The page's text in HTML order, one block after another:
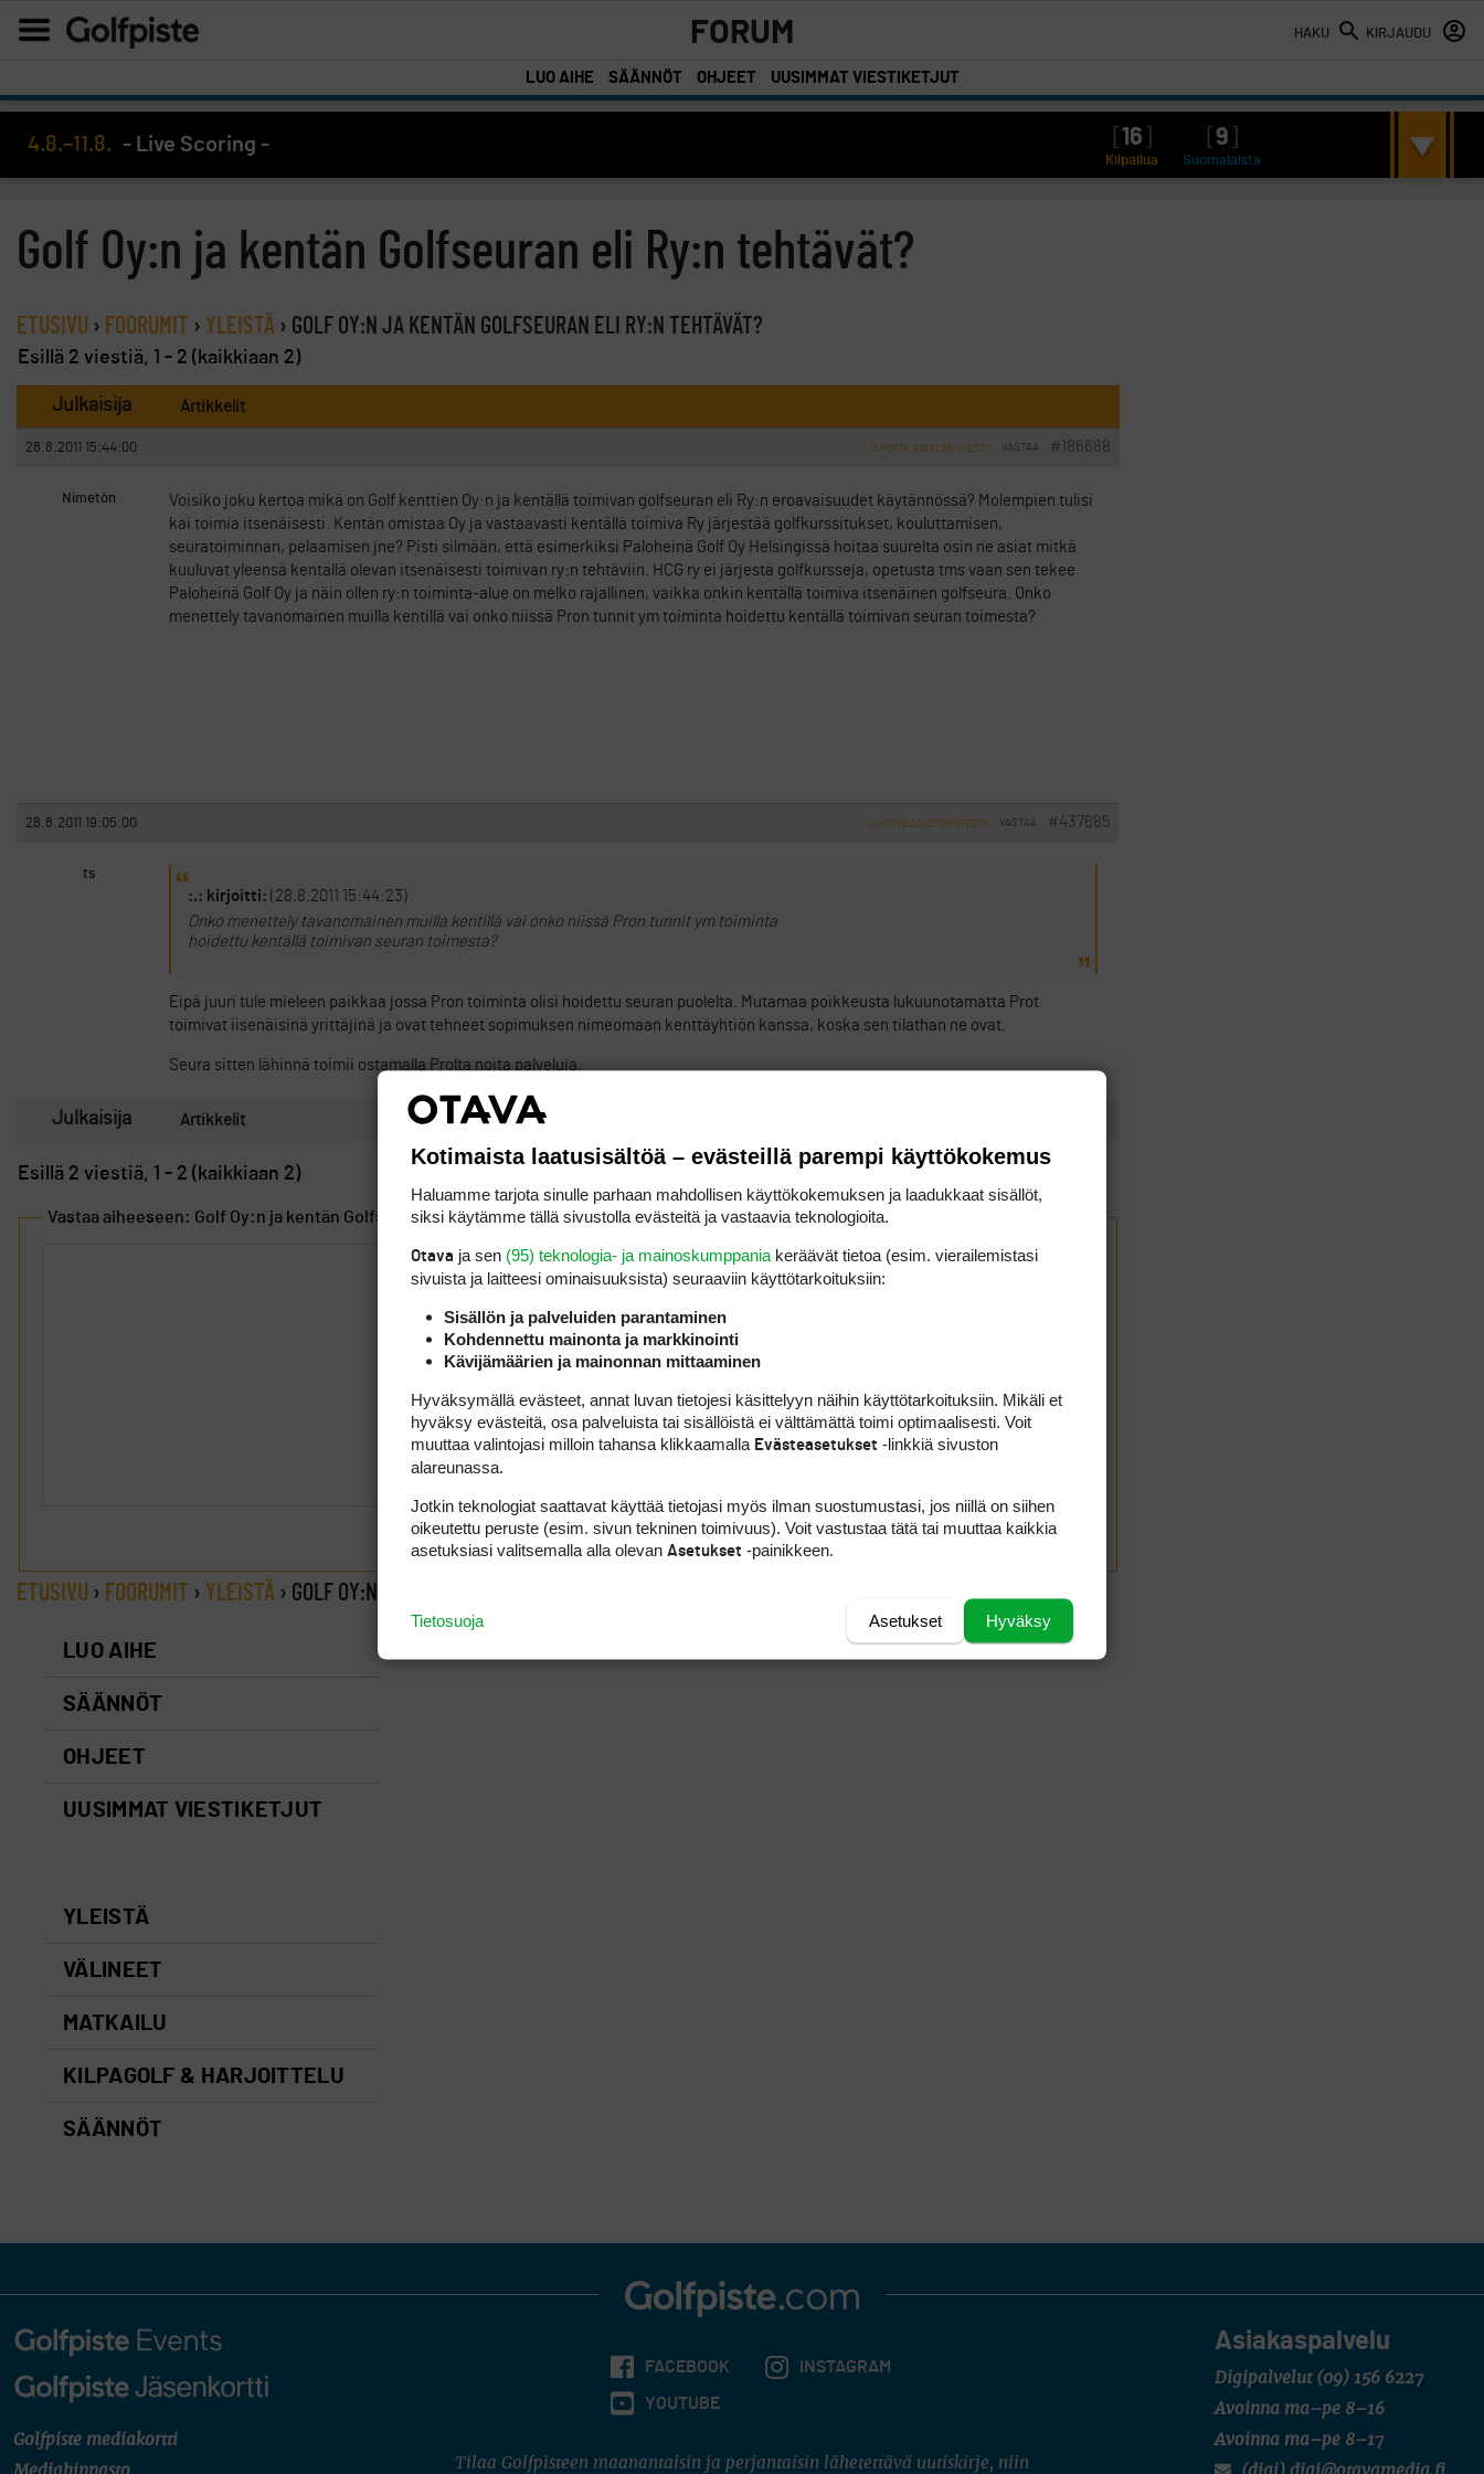
HAKU KIRJAUDU
FORUM
LUO AIHE SÄÄNNÖT OHJEET UUSIMMAT VIESTIKETJUT
4.8.–11.8. - Live Scoring - 16 9
Kilpailua Suomalaista
Golf Oy:n ja kentän Golfseuran eli Ry:n tehtävät?
ETUSIVU › FOORUMIT › YLEISTÄ › GOLF OY:N JA KENTÄN GOLFSEURAN ELI RY:N TEHTÄVÄT?
Esillä 2 viestiä, 1 - 2 (kaikkiaan 2)
Julkaisija Artikkelit
28.8.2011 15:44:00 #186688
VASTAA
ILMOITA ASIATON VIESTI
Nimetön
Voisiko joku kertoa mikä on Golf kenttien Oy:n ja kentällä toimivan golfseuran eli Ry:n eroavaisuudet käytännössä? Molempien tulisi
kai toimia itsenäisesti. Kentän omistaa Oy ja vastaavasti kentällä toimiva Ry järjestää golfkurssitukset, kouluttamisen,
seuratoiminnan, pelaamisen jne? Pisti silmään, että esimerkiksi Paloheinä Golf Oy Helsingissä hoitaa suurelta osin ne asiat mitkä
kuuluvat yleensä kentällä olevan itsenäisesti toimivan ry:n tehtäviin. HCG ry ei järjestä golfkursseja, opetusta tms vaan sen tekee
Paloheinä Golf Oy ja näin ollen ry:n toiminta-alue on melko rajallinen, vaikka onkin kentällä toimiva itsenäinen golfseura. Onko
menettely tavanomainen muilla kentillä vai onko niissä Pron tunnit ym toiminta hoidettu kentällä toimivan seuran toimesta?
28.8.2011 19:05:00 #437685
VASTAA
ILMOITA ASIATON VIESTI
ts
:.: kirjoitti: (28.8.2011 15:44:23)
Onko menettely tavanomainen muilla kentillä vai onko niissä Pron tunnit ym toiminta
hoidettu kentällä toimivan seuran toimesta?
Eipä juuri tule mieleen paikkaa jossa Pron toiminta olisi hoidettu seuran puolelta. Mutamaa poikkeusta lukuunotamatta Prot
toimivat iisenäisinä yrittäjinä ja ovat tehneet sopimuksen nimeomaan kenttäyhtiön kanssa, koska sen tilathan ne ovat.
Seura sitten lähinnä toimii ostamalla Prolta noita palveluja.
Julkaisija Artikkelit
Esillä 2 viestiä, 1 - 2 (kaikkiaan 2)
Vastaa aiheeseen: Golf Oy:n ja kentän Golfseuran eli Ry:n tehtävät?
ETUSIVU › FOORUMIT › YLEISTÄ › GOLF OY:N JA KENTÄN GOLFSEURAN ELI RY:N TEHTÄVÄT?
LUO AIHE
SÄÄNNÖT
OHJEET
UUSIMMAT VIESTIKETJUT
YLEISTÄ
VÄLINEET
MATKAILU
KILPAGOLF & HARJOITTELU
SÄÄNNÖT
Golfpiste mediakortti
Mediahinnasto
Asiakaspalvelu
Digipalvelut (09) 156 6227
Avoinna ma–pe 8–16
Avoinna ma–pe 8–17
FACEBOOK INSTAGRAM
YOUTUBE
Tilaa Golfpisteen maanantaisin ja perjantaisin lähetettävä uutiskirje, niin
Kotimaista laatusisältöä – evästeillä parempi käyttökokemus
Haluamme tarjota sinulle parhaan mahdollisen käyttökokemuksen ja laadukkaat sisällöt,
siksi käytämme tällä sivustolla evästeitä ja vastaavia teknologioita.
Otava ja sen (95) teknologia- ja mainoskumppania keräävät tietoa (esim. vierailemis­tasi
sivuista ja laitteesi ominaisuuk­sista) seuraaviin käyttötarkoituksiin:
Sisällön ja palveluiden parantaminen
Kohdennettu mainonta ja markkinointi
Kävijämäärien ja mainonnan mittaaminen
Hyväksymällä evästeet, annat luvan tietojesi käsittelyyn näihin käyttötarkoituksiin. Mikäli et
hyväksy evästeitä, osa palveluista tai sisällöistä ei välttämättä toimi optimaalisesti. Voit
muuttaa valintojasi milloin tahansa klikkaamalla Evästeasetukset -linkkiä sivuston
alareunassa.
Jotkin teknologiat saattavat käyttää tietojasi myös ilman suostumustasi, jos niillä on siihen
oikeutettu peruste (esim. sivun tekninen toimivuus). Voit vastustaa tätä tai muuttaa kaikkia
asetuksiasi valitsemalla alla olevan Asetukset -painikkeen.
Hyväksy
Asetukset
Tietosuoja